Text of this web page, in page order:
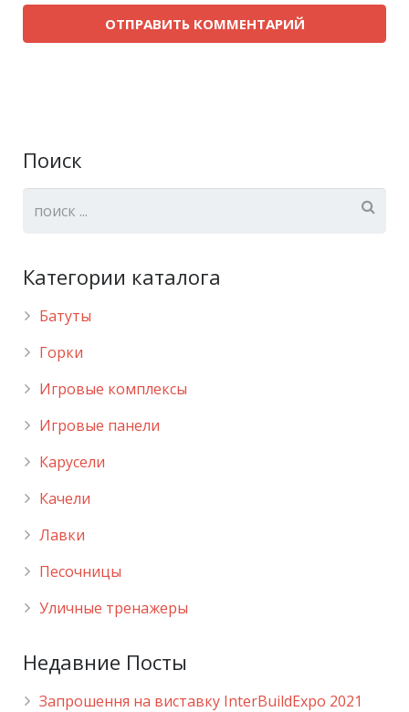
Поиск
Категории каталога
Батуты
Горки
Игровые комплексы
Игровые панели
Карусели
Качели
Лавки
Песочницы
Уличные тренажеры
Недавние Посты
Запрошення на виставку InterBuildExpo 2021